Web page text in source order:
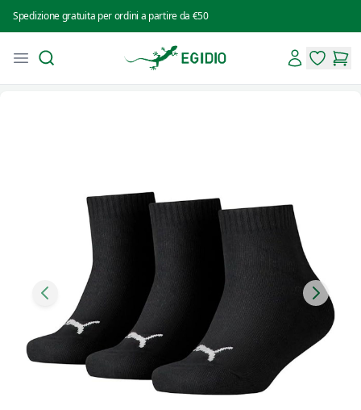
Spedizione gratuita per ordini a partire da €50
Open menu
Search
Intimo Egidio
Account
items in